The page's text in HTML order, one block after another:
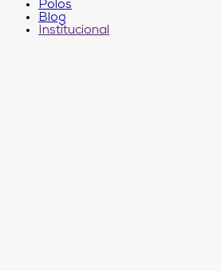
Polos
Blog
Institucional